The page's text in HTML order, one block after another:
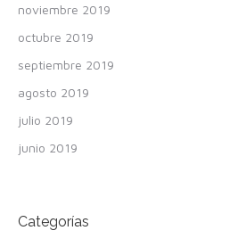
noviembre 2019
octubre 2019
septiembre 2019
agosto 2019
julio 2019
junio 2019
Categorías